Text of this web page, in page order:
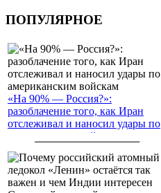
ПОПУЛЯРНОЕ
«На 90% — Россия?»:
разоблачение того, как Иран
отслеживал и наносил удары по
американским войскам